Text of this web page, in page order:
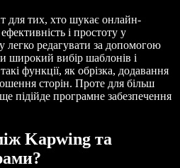
для тих, хто шукає онлайн-
і простоту у
легко редагувати за допомогою
широкий вибір шаблонів і
функції, як обрізка, додавання
сторін. Проте для більш
підійде програмне забезпечення
Kapwing та